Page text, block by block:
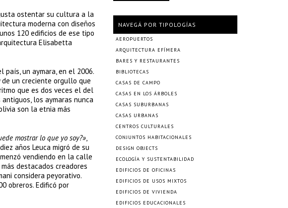
ostentar su cultura a la
moderna con diseños
120 edificios de ese tipo
Elisabetta
un aymara, en el 2006.
de un creciente orgullo que
que es dos veces el del
los aymaras nunca
son la etnia más
mostrar lo que yo soy?»,
años Leuca migró de su
vendiendo en la calle
destacados creadores
considera peyorativo.
obreros. Edificó por
NAVEGÁ POR TIPOLOGÍAS
AEROPUERTOS
ARQUITECTURA EFÍMERA
BARES Y RESTAURANTES
BIBLIOTECAS
CASAS DE CAMPO
CASAS EN LOS ÁRBOLES
CASAS SUBURBANAS
CASAS URBANAS
CENTROS CULTURALES
CONJUNTOS HABITACIONALES
DESIGN OBJECTS
ECOLOGÍA Y SUSTENTABILIDAD
EDIFICIOS DE OFICINAS
EDIFICIOS DE USOS MIXTOS
EDIFICIOS DE VIVIENDA
EDIFICIOS EDUCACIONALES